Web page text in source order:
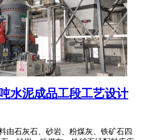
水泥成品工段工艺设计
由石灰石、砂岩、粉煤灰、铁矿石四